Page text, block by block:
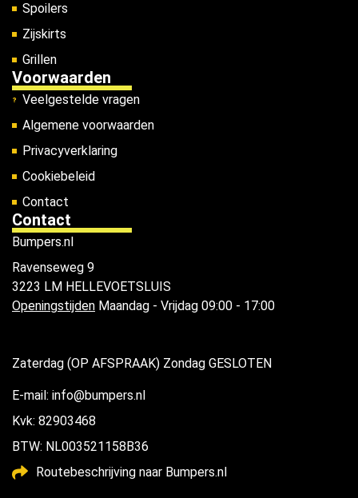
Spoilers
Zijskirts
Grillen
Voorwaarden
Veelgestelde vragen
Algemene voorwaarden
Privacyverklaring
Cookiebeleid
Contact
Contact
Bumpers.nl
Ravenseweg 9
3223 LM HELLEVOETSLUIS
Openingstijden Maandag - Vrijdag 09:00 - 17:00
Zaterdag (OP AFSPRAAK) Zondag GESLOTEN
E-mail: info@bumpers.nl
Kvk: 82903468
BTW: NL003521158B36
Routebeschrijving naar Bumpers.nl